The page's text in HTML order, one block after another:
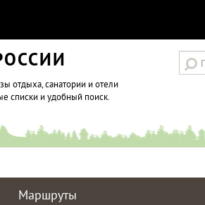
отдыха, санатории и отели
списки и удобный поиск.
Маршруты